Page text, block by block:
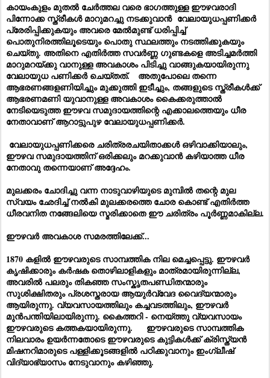
കായംകുളം മുതൽ ചേർത്തല വരെ ഭാഗത്തുള്ള ഈഴവരാദി
പിന്നോക്ക സ്ത്രീകൾ മാറുമറച്ചു നടക്കുവാൻ വേലായുധപ്പണിക്കർ
പ്രേരിപ്പിക്കുകയും അവരെ മേൽമുണ്ട് ധരിപ്പിച്ച്
പൊതുനിരത്തിലൂടെയും പൊതു സ്ഥലത്തും നടത്തിക്കുകയും
ചെയ്തു. അതിനെ എതിർത്ത സവർണ്ണ ഗുണ്ടകളെ അടിച്ചമർത്തി
മാറുമറയ്ക്കു വാനുള്ള അവകാശം പിടിച്ചു വാങ്ങുകയായിരുന്നു
വേലായുധ പണിക്കർ ചെയ്തത്. അതുപോലെ തന്നെ
ആഭരണങ്ങളണിയിച്ചും മുക്കുത്തി ഇടീച്ചും, തങ്ങളുടെ സ്ത്രീകൾക്ക്
ആഭരണമണി യുവാനുള്ള അവകാശം കൈക്കരുത്താൽ
നേടിയെടുത്ത ഈഴവ സമുദായത്തിന്റെ എക്കാലത്തെയും ധീര
നേതാവാണ് ആറാട്ടുപുഴ വേലായുധപ്പണിക്കർ.
വേലായുധപ്പണിക്കരെ ചരിത്രരചയിതാക്കൾ ഒഴിവാക്കിയാലും,
ഈഴവ സമുദായത്തിന് ഒരിക്കലും മറക്കുവാൻ കഴിയാത്ത ധീര
നേതാവു തന്നെയാണ് അദ്ദേഹം.
മുലക്കരം ചോദിച്ചു വന്ന നാടുവാഴിയുടെ മുമ്പിൽ തന്റെ മുല
സ്വയം ഛേദിച്ച് നൽകി മുലക്കരത്തെ ചോര കൊണ്ട് എതിർത്ത
ധീരവനിത നങ്ങേലിയെ സ്മരിക്കാതെ ഈ ചരിത്രം പൂർണ്ണമാകില്ല.
ഈഴവർ അവകാശ സമരത്തിലേക്ക്...
1870 കളിൽ ഈഴവരുടെ സാമ്പത്തിക നില മെച്ചപ്പെട്ടു. ഈഴവർ
കൃഷിക്കാരും കർഷക തൊഴിലാളികളും മാത്രമായിരുന്നില്ല,
അവരിൽ പലരും തികഞ്ഞ സംസ്കൃതപണ്ഡിതന്മാരും
സുശിക്ഷിതരും പ്രശസ്തരായ ആയുർവ്വേദ വൈദ്യന്മാരും
ആയിരുന്നു. വ്യവസായത്തിലും കച്ചവടത്തിലും, ഈഴവർ
മുൻപന്തിയിലായിരുന്നു. കൈത്തറി - നെയ്ത്തു വ്യവസായം
ഈഴവരുടെ കത്തകയായിരുന്നു. ഈഴവരുടെ സാമ്പത്തിക
നിലവാരം ഉയർന്നതോടെ ഈഴവരുടെ കുട്ടികൾക്ക് ക്രിസ്ത്യൻ
മിഷനറിമാരുടെ പള്ളിക്കൂടങ്ങളിൽ പഠിക്കുവാനും ഇംഗ്ലീഷ്
വിദ്യാഭ്യാസം നേടുവാനും കഴിഞ്ഞു.